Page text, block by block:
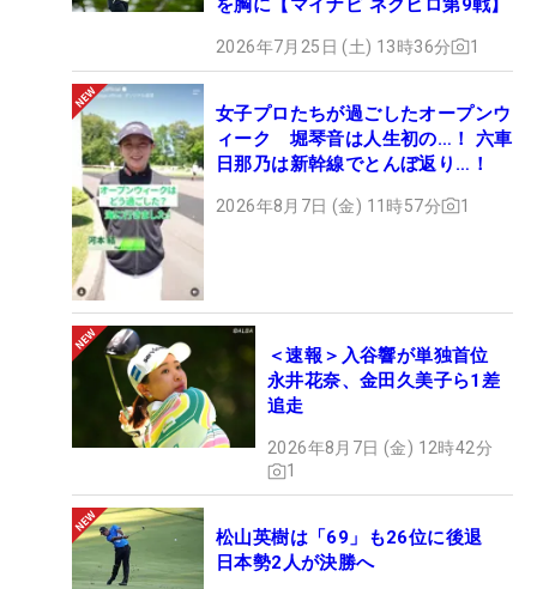
を胸に【マイナビ ネクヒロ第9戦】
2026年7月25日 (土) 13時36分 1
女子プロたちが過ごしたオープンウ
ィーク 堀琴音は人生初の…！ 六車
日那乃は新幹線でとんぼ返り…！
2026年8月7日 (金) 11時57分 1
＜速報＞入谷響が単独首位
永井花奈、金田久美子ら1差
追走
2026年8月7日 (金) 12時42分
1
松山英樹は「69」も26位に後退
日本勢2人が決勝へ